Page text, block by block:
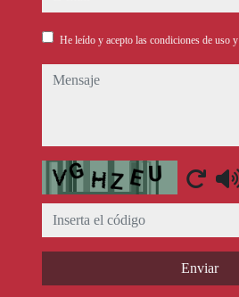
He leído y acepto las condiciones de uso y
mensaje
Captcha
Enviar